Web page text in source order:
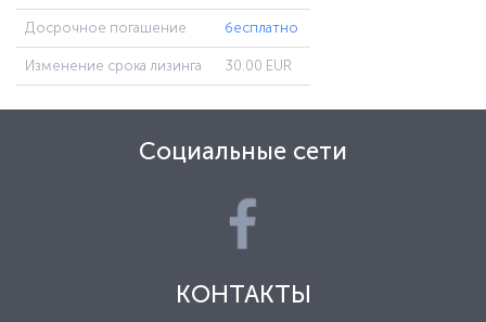
Досрочное погашение бесплатно
Изменение срока лизинга 30.00 EUR
Социальные сети
КОНТАКТЫ